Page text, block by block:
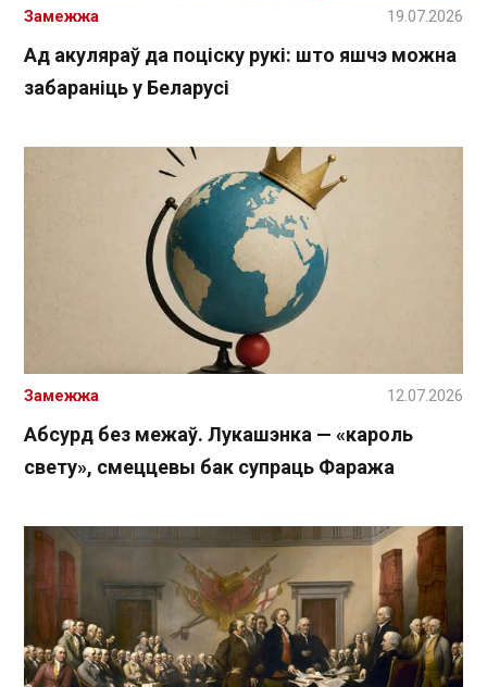
Ад акуляраў да поціску рукі: што яшчэ можна
забараніць у Беларусі
Замежжа 19.07.2026
Абсурд без межаў. Лукашэнка — «кароль
свету», смеццевы бак супраць Фаража
Замежжа 12.07.2026